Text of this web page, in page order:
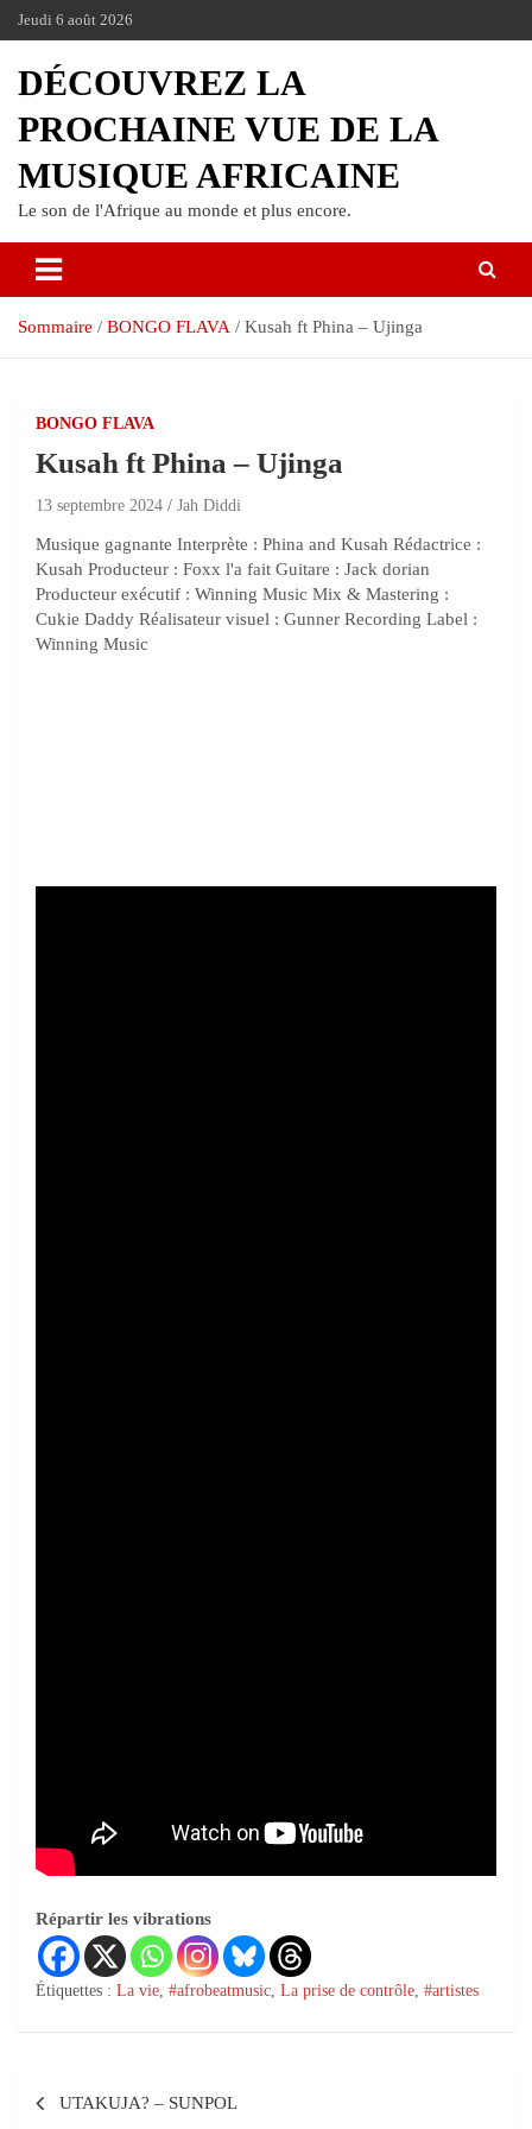
Jeudi 6 août 2026
DÉCOUVREZ LA
PROCHAINE VUE DE LA
MUSIQUE AFRICAINE
Le son de l'Afrique au monde et plus encore.
Sommaire BONGO FLAVA Kusah ft Phina – Ujinga
BONGO FLAVA
Kusah ft Phina – Ujinga
13 septembre 2024 Jah Diddi
Musique gagnante Interprète : Phina and Kusah Rédactrice :
Kusah Producteur : Foxx l'a fait Guitare : Jack dorian
Producteur exécutif : Winning Music Mix & Mastering :
Cukie Daddy Réalisateur visuel : Gunner Recording Label :
Winning Music
Répartir les vibrations
Étiquettes : La vie, #afrobeatmusic, La prise de contrôle, #artistes
UTAKUJA? – SUNPOL